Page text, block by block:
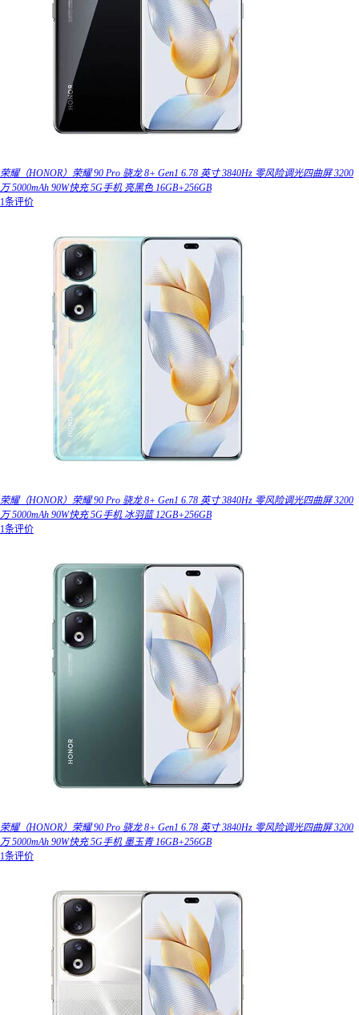
荣耀（HONOR）荣耀 90 Pro 骁龙 8+ Gen1 6.78 英寸 3840Hz 零风险调光四曲屏 3200
万 5000mAh 90W快充 5G手机 亮黑色 16GB+256GB
1条评价
荣耀（HONOR）荣耀 90 Pro 骁龙 8+ Gen1 6.78 英寸 3840Hz 零风险调光四曲屏 3200
万 5000mAh 90W快充 5G手机 冰羽蓝 12GB+256GB
1条评价
荣耀（HONOR）荣耀 90 Pro 骁龙 8+ Gen1 6.78 英寸 3840Hz 零风险调光四曲屏 3200
万 5000mAh 90W快充 5G手机 墨玉青 16GB+256GB
1条评价